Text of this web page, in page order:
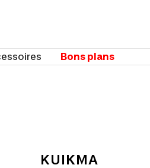
Bons plans
KUIKMA